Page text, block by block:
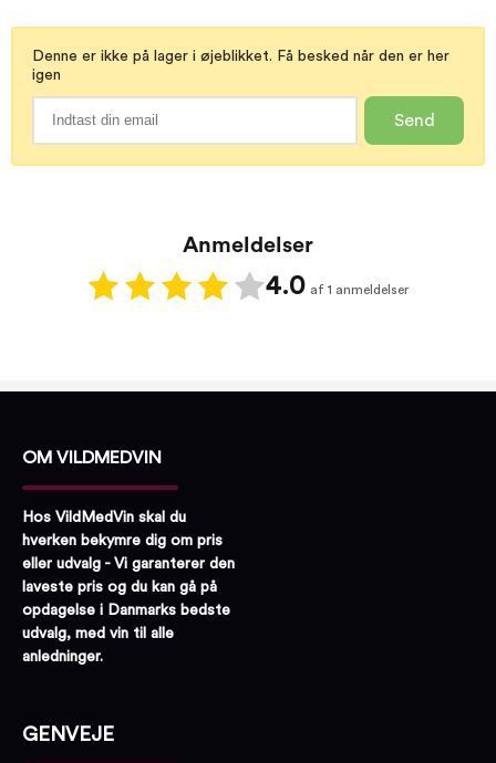
Denne er ikke på lager i øjeblikket. Få besked når den er her
igen
Send
Anmeldelser
4.0 af 1 anmeldelser
OM VILDMEDVIN
Hos VildMedVin skal du
hverken bekymre dig om pris
eller udvalg - Vi garanterer den
laveste pris og du kan gå på
opdagelse i Danmarks bedste
udvalg, med vin til alle
anledninger.
GENVEJE